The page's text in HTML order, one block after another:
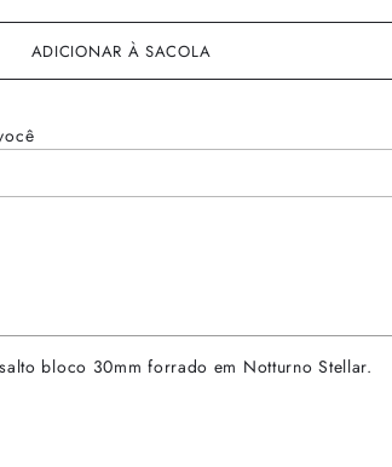
ADICIONAR À SACOLA
bloco 30mm forrado em Notturno Stellar.